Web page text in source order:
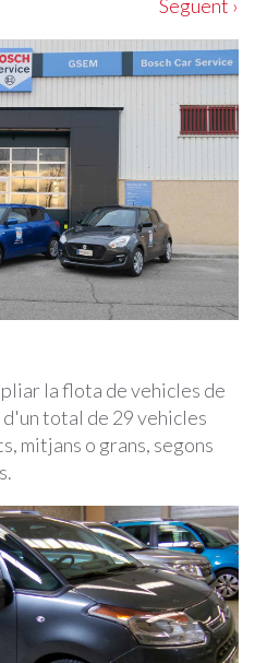
Següent ›
la flota de vehicles de
total de 29 vehicles
mitjans o grans, segons